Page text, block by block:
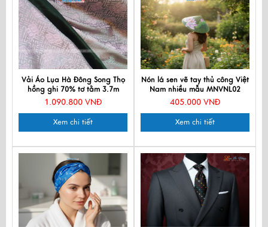
Nón lá sen vẽ tay thủ công Việt
Nam nhiều mẫu MNVNL02
405.000 VNĐ
Xem chi tiết
Vải Áo Lụa Hà Đông Song Thọ
hồng ghi 70% tơ tằm 3.7m
MNV-LNL130-5
1.090.800 VNĐ
Xem chi tiết